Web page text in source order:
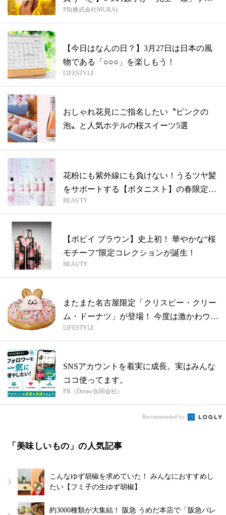
方...
PR(株式会社MURA)
【今日はなんの日？】3月27日は日本の風
物である「○○○」を楽しもう！
LIFESTYLE
おしゃれ花見にご指名したい〝ピンクの
泡〟と人気ホテルの桜スイーツ5選
花粉にも紫外線にも負けない！うるツヤ髪
をサポートする【ボタニスト】の春限定シ
リー...
BEAUTY
【ボビイ ブラウン】史上初！ 華やかな“桜
モチーフ”限定コレクションが誕生！
BEAUTY
またまた名古屋限定「クリスピー・クリー
ム・ドーナツ」が登場！ 今度は激かわウサ
ギ...
LIFESTYLE
SNSアカウントを着実に成長。実はみんな
ココ使ってます。
PR（Dreaw合同会社）
Recommended by
「美味しいもの」の人気記事
こんなゆず胡椒を求めていた！ みんなにおすすめし
たい【フミ子の生ゆず胡椒】
約3000種類が大集結！ 阪急 うめだ本店で「阪急バレ